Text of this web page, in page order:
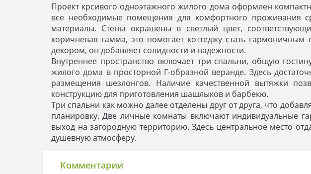
Проект крсивого одноэтажного жилого дома оформлен
все необходимые помещения для комфортного проживания
материалы. Стены окрашены в светлый цвет,
коричневая гамма, это помогает коттеджу стать
декором, он добавляет солидности и надежности.
Внутреннее пространство включает три спальни, общую
жилого дома в просторной Г-образной веранде. Здесь
размещения шезлонгов. Наличие качественной вытяжки
конструкцию для приготовления шашлыков и барбекю.
Три спальни как можно далее отделены друг от друга, что
планировку. Две личные комнаты включают индивидуальные
выход на загородную территорию. Здесь центральное место
душевную атмосферу.
Комментарии